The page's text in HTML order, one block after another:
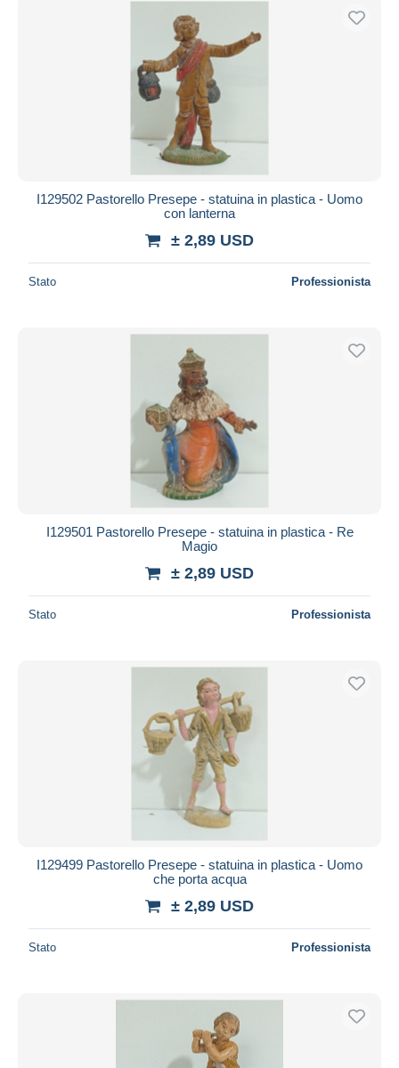
I129502 Pastorello Presepe - statuina in plastica - Uomo
con lanterna
± 2,89 USD
Stato Professionista
I129501 Pastorello Presepe - statuina in plastica - Re
Magio
± 2,89 USD
Stato Professionista
I129499 Pastorello Presepe - statuina in plastica - Uomo
che porta acqua
± 2,89 USD
Stato Professionista